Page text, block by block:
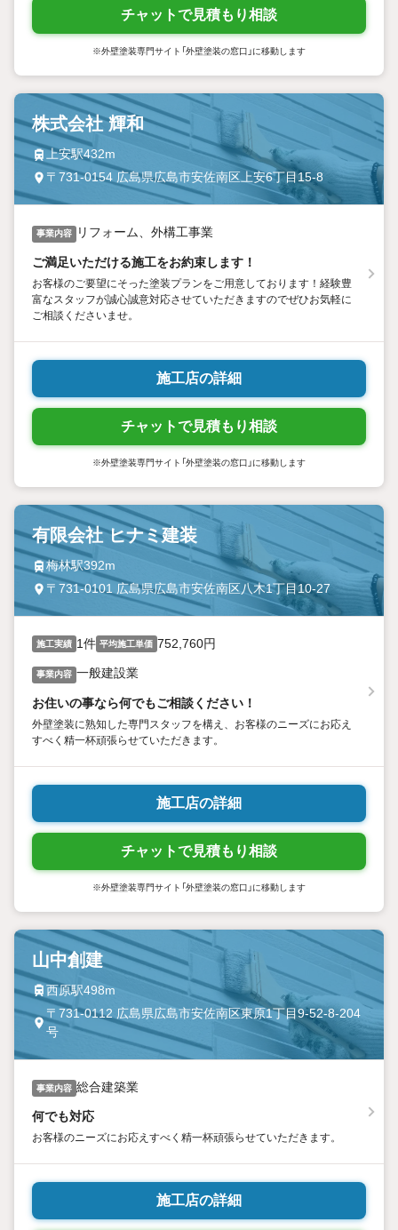
チャットで見積もり相談
※外壁塗装専門サイト「外壁塗装の窓口」に移動します
株式会社 輝和
上安駅432m
〒731-0154 広島県広島市安佐南区上安6丁目15-8
事業内容 リフォーム、外構工事業
ご満足いただける施工をお約束します！
お客様のご要望にそった塗装プランをご用意しております！経験豊
富なスタッフが誠心誠意対応させていただきますのでぜひお気軽に
ご相談くださいませ。
施工店の詳細
チャットで見積もり相談
※外壁塗装専門サイト「外壁塗装の窓口」に移動します
有限会社 ヒナミ建装
梅林駅392m
〒731-0101 広島県広島市安佐南区八木1丁目10-27
施工実績 1件 平均施工単価 752,760円
事業内容 一般建設業
お住いの事なら何でもご相談ください！
外壁塗装に熟知した専門スタッフを構え、お客様のニーズにお応え
すべく精一杯頑張らせていただきます。
施工店の詳細
チャットで見積もり相談
※外壁塗装専門サイト「外壁塗装の窓口」に移動します
山中創建
西原駅498m
〒731-0112 広島県広島市安佐南区東原1丁目9-52-8-204
号
事業内容 総合建築業
何でも対応
お客様のニーズにお応えすべく精一杯頑張らせていただきます。
施工店の詳細